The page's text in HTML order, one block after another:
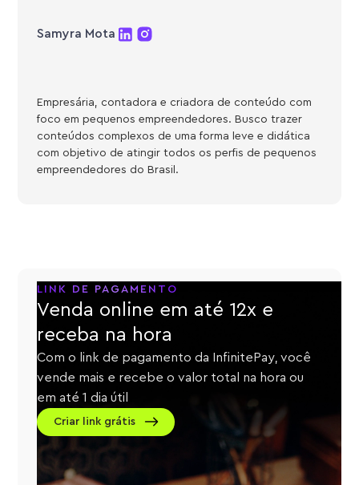
Samyra Mota
Empresária, contadora e criadora de conteúdo com
foco em pequenos empreendedores. Busco trazer
conteúdos complexos de uma forma leve e didática
com objetivo de atingir todos os perfis de pequenos
empreendedores do Brasil.
LINK DE PAGAMENTO
Venda online em até 12x e
receba na hora
Com o link de pagamento da InfinitePay, você
vende mais e recebe o valor total na hora ou
em até 1 dia útil
Criar link grátis